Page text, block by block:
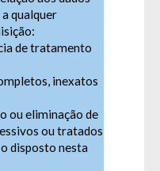
qualquer
de tratamento
inexatos
ou eliminação de
ou tratados
disposto nesta
sem @dominio!